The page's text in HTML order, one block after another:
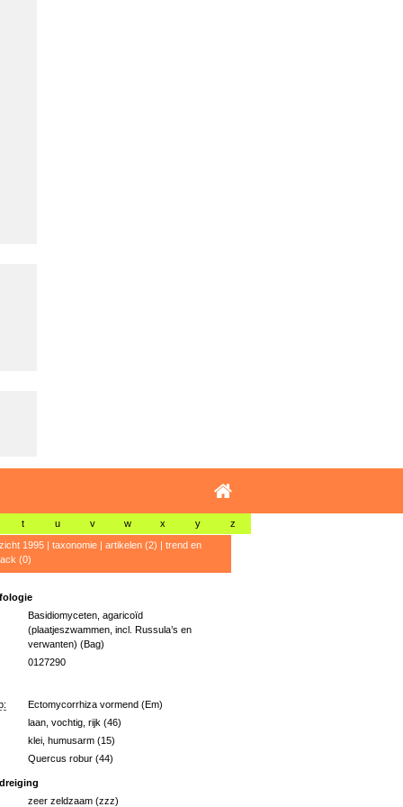
t u v w x y z
1995| taxonomie| artikelen (2) | trend en
(0)
Basidiomyceten, agaricoïd
(plaatjeszwammen, incl. Russula’s en
verwanten) (Bag)
0127290
Ectomycorrhiza vormend (Em)
laan, vochtig, rijk (46)
klei, humusarm (15)
Quercus robur (44)
zeer zeldzaam (zzz)